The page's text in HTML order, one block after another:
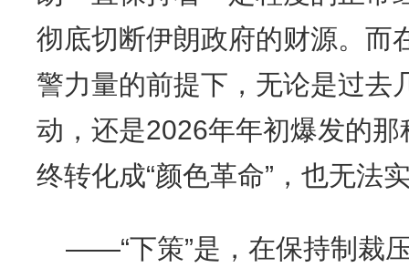
彻底切断伊朗政府的财源。而
警力量的前提下，无论是过去
动，还是2026年年初爆发的
终转化成“颜色革命”，也无法
——“下策”是，在保持制裁